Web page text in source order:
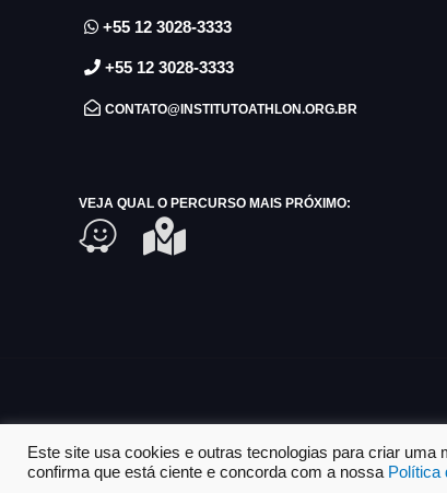
+55 12 3028-3333
+55 12 3028-3333
CONTATO@INSTITUTOATHLON.ORG.BR
VEJA QUAL O PERCURSO MAIS PRÓXIMO:
Este site usa cookies e outras tecnologias para criar
confirma que está ciente e concorda com a nossa Política